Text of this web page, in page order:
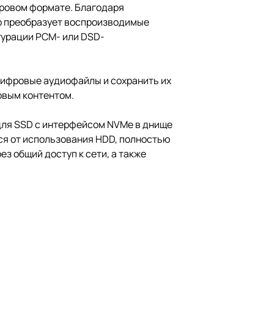
формате. Благодаря
преобразует воспроизводимые
PCM- или DSD-
аудиофайлы и сохранить их
контентом.
SSD с интерфейсом NVMe в днище
от использования HDD, полностью
общий доступ к сети, а также